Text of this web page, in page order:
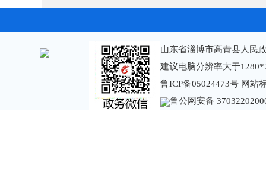
山东省淄博市高青县人民
建议电脑分辨率大于
鲁ICP备05024473号 网站
鲁公网安备